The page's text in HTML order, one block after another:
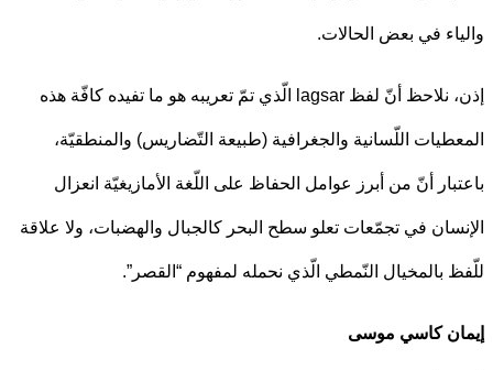
في بعض الحالات.
إذن، نلاحظ أنّ لفظ lagsar الّذي تمّ تعريبه هو ما تفيده كافّة هذه
اللّسانية والجغرافية (طبيعة التّضاريس) والمنطقيّة،
أنّ من أبرز عوامل الحفاظ على اللّغة الأمازيغيّة انعزال
في تجمّعات تعلو سطح البحر كالجبال والهضبات، ولا علاقة
بالمخيال النّمطي الّذي نحمله لمفهوم “القصر”.
كاسي موسى